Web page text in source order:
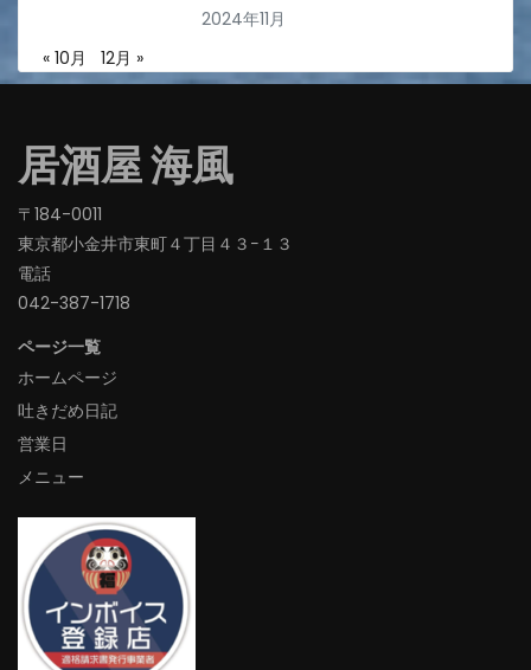
2024年11月
« 10月 12月 »
居酒屋 海風
〒184-0011
東京都小金井市東町４丁目４３−１３
電話
042-387-1718‬
ページ一覧
ホームページ
吐きだめ日記
営業日
メニュー